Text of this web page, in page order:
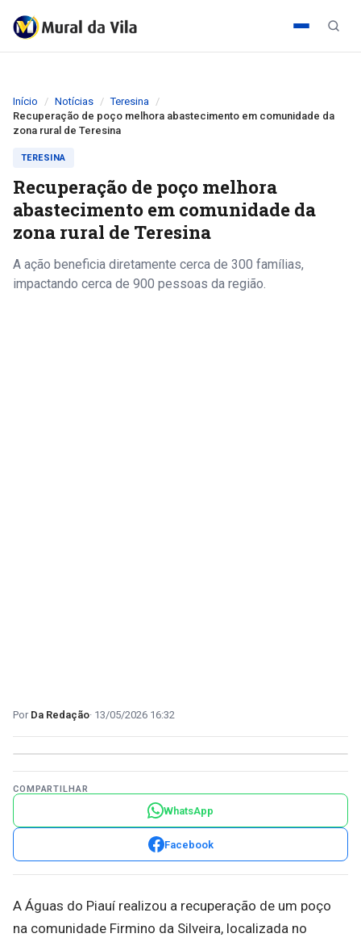
Início Notícias
Teresina
Recuperação de poço melhora abastecimento em comunidade da
zona rural de Teresina
TERESINA
Recuperação de poço melhora
abastecimento em comunidade da
zona rural de Teresina
A ação beneficia diretamente cerca de 300 famílias,
impactando cerca de 900 pessoas da região.
Da Redação 13/05/2026 16:32
COMPARTILHAR
WhatsApp
Facebook
A Águas do Piauí realizou a recuperação de um poço
na comunidade Firmino da Silveira, localizada no